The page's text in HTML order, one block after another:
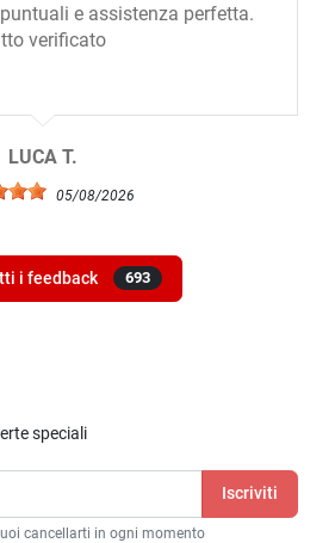
e assistenza perfetta.
verificato
LUCA T.
05/08/2026
i feedback 693
speciali
cancellarti in ogni momento